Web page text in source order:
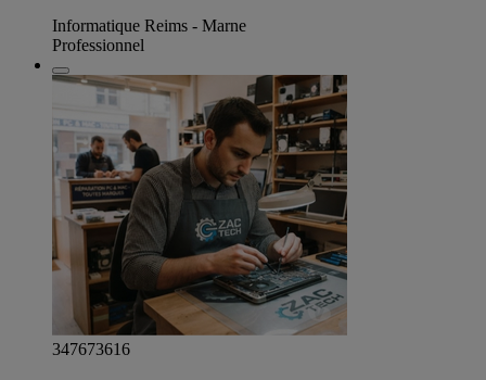
Informatique Reims - Marne
Professionnel
347673616